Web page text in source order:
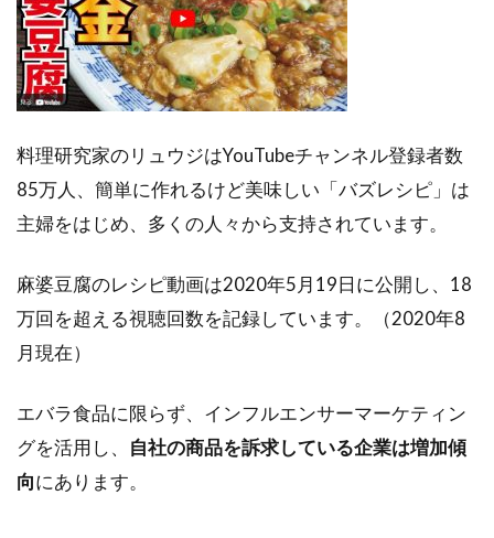
料理研究家のリュウジはYouTubeチャンネル登録者数
85万人、簡単に作れるけど美味しい「バズレシピ」は
主婦をはじめ、多くの人々から支持されています。
麻婆豆腐のレシピ動画は2020年5月19日に公開し、18
万回を超える視聴回数を記録しています。（2020年8
月現在）
エバラ食品に限らず、インフルエンサーマーケティン
グを活用し、 自社の商品を訴求している企業は増加傾
向にあります。